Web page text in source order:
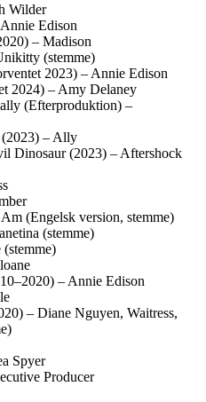
Wilder
Edison
– Madison
(stemme)
2023) – Annie Edison
2024) – Amy Delaney
(Efterproduktion) –
– Ally
Dinosaur (2023) – Aftershock
(Engelsk version, stemme)
(stemme)
(stemme)
– Annie Edison
– Diane Nguyen, Waitress,
Spyer
Producer